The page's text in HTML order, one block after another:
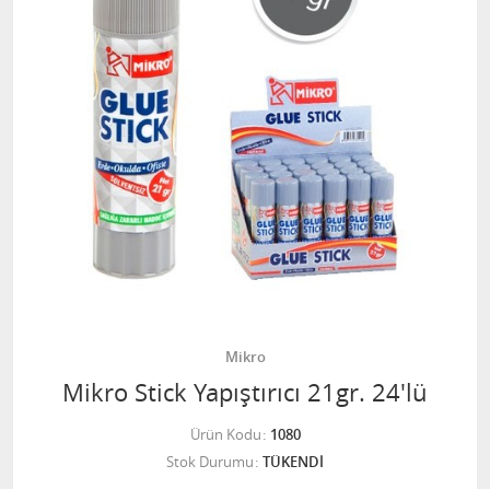
Mikro
Mikro Stick Yapıştırıcı 21gr. 24'lü
Ürün Kodu 1080
Stok Durumu TÜKENDİ